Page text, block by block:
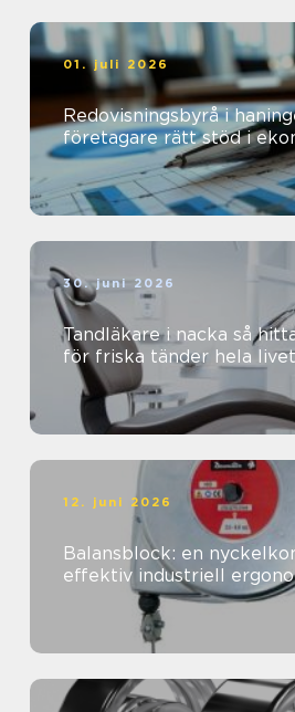
01. juli 2026
Redovisningsbyrå i haninge så
företagare rätt stöd i
30. juni 2026
Tandläkare i nacka så hittar du rätt vård
för friska tänder hela livet
12. juni 2026
Balansblock: en
effektiv industriell